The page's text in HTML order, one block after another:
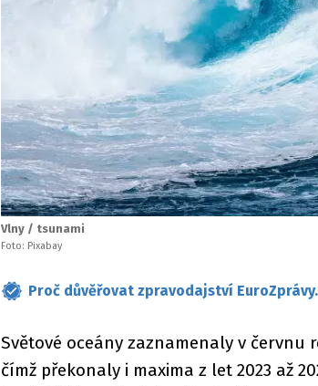
Vlny / tsunami
Foto: Pixabay
Proč důvěřovat zpravodajství
Světové oceány zaznamenaly v
čímž překonaly i maxima z let 2023 až